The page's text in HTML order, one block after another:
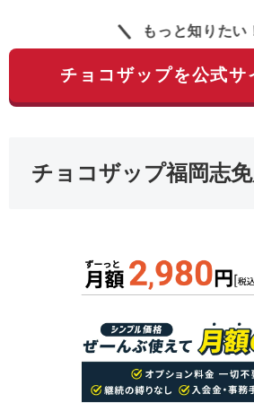
もっと知りたい
チョコザップを公式サ
チョコザップ福岡志